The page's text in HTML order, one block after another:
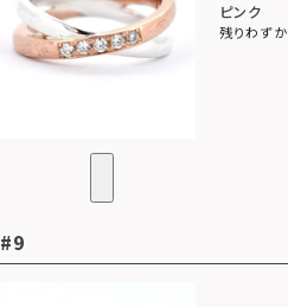
ピンク
残りわずか
#9